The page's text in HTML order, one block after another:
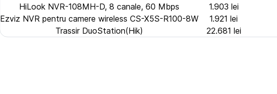
HiLook NVR-108MH-D, 8 canale, 60 Mbps
1.903 lei
Ezviz NVR pentru camere wireless CS-X5S-R100-8W
1.921 lei
Trassir DuoStation(Hik)
22.681 lei